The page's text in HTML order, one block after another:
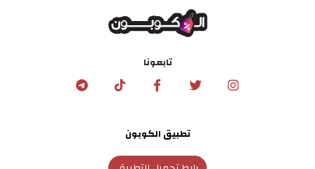
تابعونا
تطبيق الكوبون